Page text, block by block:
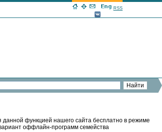
RSS
функцией нашего сайта бесплатно в режиме
оффлайн-программ семейства